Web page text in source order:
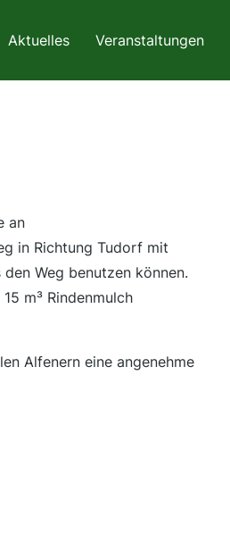
Aktuelles Veranstaltungen
an
in Richtung Tudorf mit
Weg benutzen können.
m³ Rindenmulch
Alfenern eine angenehme